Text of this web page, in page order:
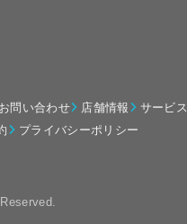
問い合わせ 店舗情報 サービス
プライバシーポリシー